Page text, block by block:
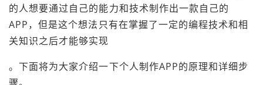
的人想要通过自己的能力和技术制作出一款自己的
APP，但是这个想法只有在掌握了一定的编程技术和相
关知识之后才能够实现
。下面将为大家介绍一下个人制作APP的原理和详细步